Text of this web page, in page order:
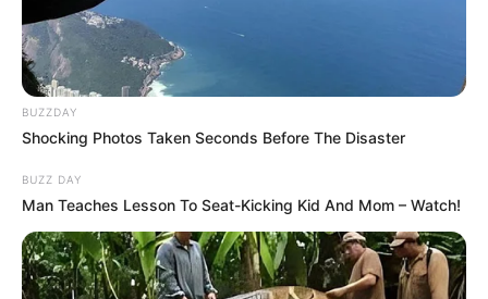
BUZZDAY
Shocking Photos Taken Seconds Before The Disaster
BUZZ DAY
Man Teaches Lesson To Seat-Kicking Kid And Mom – Watch!